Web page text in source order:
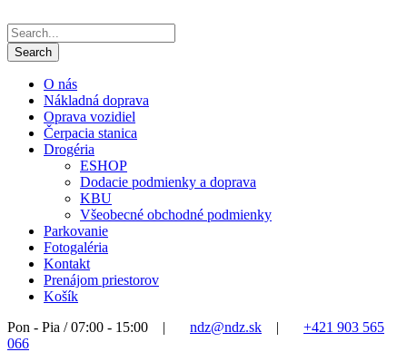
O nás
Nákladná doprava
Oprava vozidiel
Čerpacia stanica
Drogéria
ESHOP
Dodacie podmienky a doprava
KBU
Všeobecné obchodné podmienky
Parkovanie
Fotogaléria
Kontakt
Prenájom priestorov
Košík
Pon - Pia / 07:00 - 15:00
| ndz@ndz.sk |
+421 903 565
066